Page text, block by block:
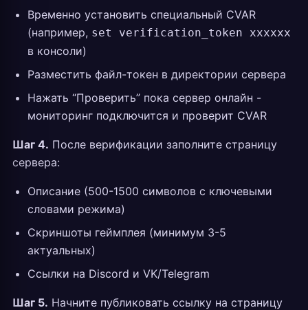
Временно установить специальный CVAR
(например, set verification_token xxxxxx
в консоли)
Разместить файл-токен в директории сервера
Нажать “Проверить” пока сервер онлайн -
мониторинг подключится и проверит CVAR
Шаг 4. После верификации заполните страницу
сервера:
Описание (500-1500 символов с ключевыми
словами режима)
Скриншоты геймплея (минимум 3-5
актуальных)
Ссылки на Discord и VK/Telegram
Шаг 5. Начните публиковать ссылку на страницу